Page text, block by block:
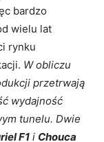
bardzo
wielu lat
rynku
W obliczu
przetrwają
wydajność
tunelu. Dwie
F1 i Chouca